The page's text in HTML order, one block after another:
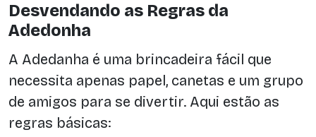
Desvendando as Regras da
Adedonha
A Adedanha é uma brincadeira fácil que
necessita apenas papel, canetas e um grupo
de amigos para se divertir. Aqui estão as
regras básicas: